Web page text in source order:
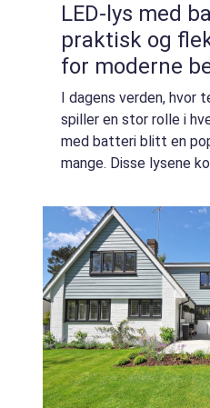
LED-lys med
praktisk og
for moderne
I dagens verden, hvor
spiller en stor rolle i
med batteri blitt en
mange. Disse lysene
belysning som er